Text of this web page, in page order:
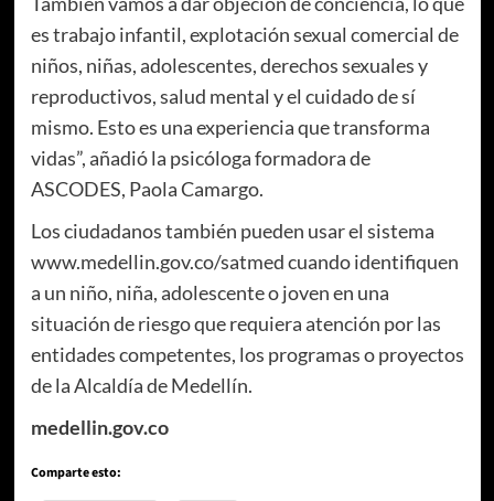
es trabajo infantil, explotación sexual comercial de
niños, niñas, adolescentes, derechos sexuales y
reproductivos, salud mental y el cuidado de sí
mismo. Esto es una experiencia que transforma
vidas”, añadió la psicóloga formadora de
ASCODES, Paola Camargo.
Los ciudadanos también pueden usar el sistema
www.medellin.gov.co/satmed cuando identifiquen
a un niño, niña, adolescente o joven en una
situación de riesgo que requiera atención por las
entidades competentes, los programas o proyectos
de la Alcaldía de Medellín.
medellin.gov.co
Comparte esto: